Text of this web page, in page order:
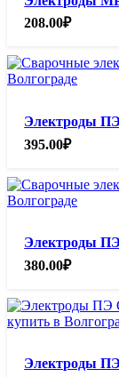
208.00₽
Электроды
395.00₽
Электроды
380.00₽
Электроды